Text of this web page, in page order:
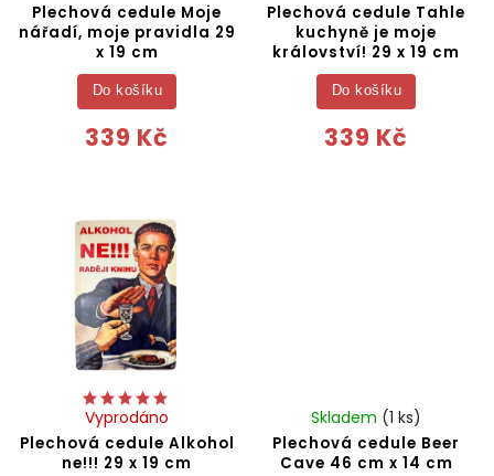
Plechová cedule Moje
nářadí, moje pravidla 29
x 19 cm
339 Kč
Do košíku
Plechová cedule Tahle
kuchyně je moje
království! 29 x 19 cm
339 Kč
Do košíku
Plechová cedule Alkohol
ne!!! 29 x 19 cm
Vyprodáno
Plechová cedule Beer
Cave 46 cm x 14 cm
Skladem (1 ks)